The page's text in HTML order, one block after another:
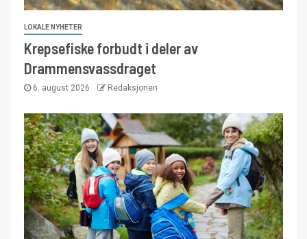
LOKALE NYHETER
Krepsefiske forbudt i deler av
Drammensvassdraget
6. august 2026 Redaksjonen